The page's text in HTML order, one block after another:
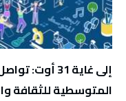
إلى غاية 31
المتوسطية للثقافة